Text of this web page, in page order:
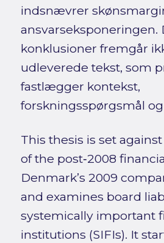
indsnævrer
ansvarseksponeringen.
konklusioner fremgår
udleverede tekst, som
fastlægger kontekst,
forskningsspørgsmål
This thesis is set
of the post‑2008
Denmark’s 2009
and examines board
systemically important
institutions (SIFIs). It